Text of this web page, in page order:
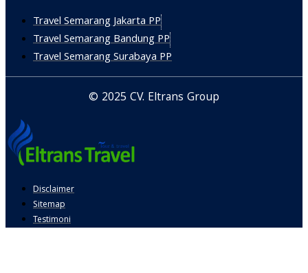
Travel Semarang Jakarta PP
Travel Semarang Bandung PP
Travel Semarang Surabaya PP
© 2025 CV. Eltrans Group
Disclaimer
Sitemap
Testimoni